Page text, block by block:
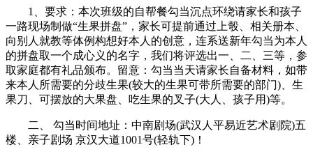
1、要求：本次班级的自帮餐勾当沉点环绕请家长和孩子
一路现场制做“生果拼盘”，家长可提前通过上彀、相关册本、
向别人就教等体例构想好本人的创意，连系送新年勾当为本人
的拼盘取一个成心义的名字，我们将评选出一、二、三等，参
取家庭都有礼品颁布。留意：勾当当天请家长自备材料，如带
来本人所需要的分歧生果(较大的生果可带所需要的部门)、生
果刀、可摆放的大果盘、吃生果的叉子(大人、孩子用)等。
二、 勾当时间地址：中南剧场(武汉人平易近艺术剧院)五
楼、亲子剧场 京汉大道1001号(轻轨下)！